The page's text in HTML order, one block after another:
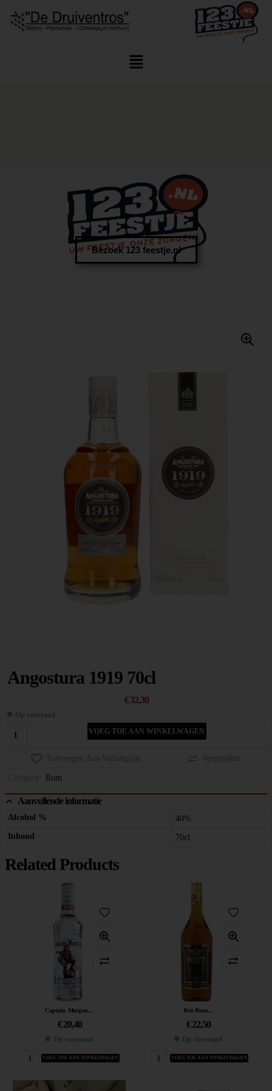
Bezoek 123 feestje.nl
Angostura 1919 70cl
€32,30
Op voorraad
VOEG TOE AAN WINKELWAGEN
Toevoegen Aan Verlanglijst Vergelijken
Rum
Aanvullende informatie
Alcohol %
40%
Inhoud
70cl
Related Products
Captain Morgan...
€20,40
Op voorraad
VOEG TOE AAN WINKELWAGEN
Pott Rum...
€22,50
Op voorraad
VOEG TOE AAN WINKELWAGEN